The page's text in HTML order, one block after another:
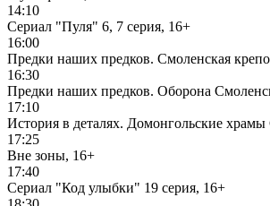
14:10
Сериал "Пуля" 6, 7 серия, 16+
16:00
Предки наших предков. Смоленская
16:30
Предки наших предков. Оборона
17:10
История в деталях. Домонгольские
17:25
Вне зоны, 16+
17:40
Сериал "Код улыбки" 19 серия, 16+